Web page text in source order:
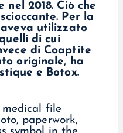
nel 2018. Ciò che
Per la
utilizzato
di cui
di Coaptite
originale, ha
e Botox.